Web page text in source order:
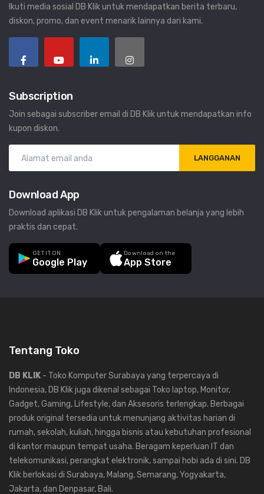
Ikuti media sosial DB Klik untuk mendapatkan berita terbaru,
diskon, promo, dan event menarik lainnya dari kami.
Subscription
Join sebagai subscriber email di DB Klik untuk mendapatkan info
kupon diskon.
LANGGANAN
Download App
Download aplikasi DB Klik untuk pengalaman belanja yang lebih
praktis dan cepat.
GET IT ON
Google Play
Download on the
App Store
Tentang Toko
DB KLIK - Toko Komputer Surabaya yang terpercaya di
Indonesia, DB Klik juga dikenal sebagai Toko laptop, Monitor,
Gadget, Gaming, Lifestyle, dan Aksesoris terlengkap. Berbagai
produk original tersedia untuk menunjang aktivitas harian di
rumah, sekolah, kuliah, hingga bisnis atau kebutuhan profesional
di kantor maupun tempat usaha. Beragam keperluan IT dan
telekomunikasi, perangkat elektronik, sampai hobi ada di sini. DB
Klik berlokasi di Surabaya, Malang, Semarang, Yogyakarta,
Jakarta, dan Denpasar, Bali.